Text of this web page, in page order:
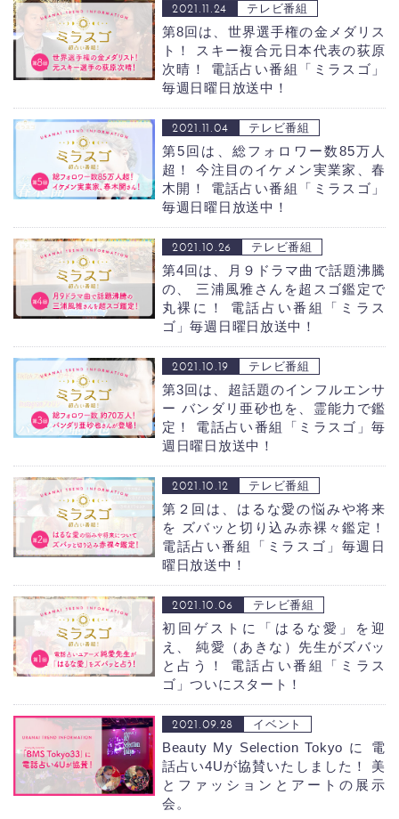
第8回は、世界選手権の金メダリス
ト！ スキー複合元日本代表の荻原
次晴！
電話占い番組「ミラスゴ」
毎週日曜日放送中！
2021.11.24 テレビ番組
第5回は、総フォロワー数85万人
超！ 今注目のイケメン実業家、春
木開！
電話占い番組「ミラスゴ」
毎週日曜日放送中！
2021.11.04 テレビ番組
第4回は、月９ドラマ曲で話題沸騰
の、 三浦風雅さんを超スゴ鑑定で
丸裸に！
電話占い番組「ミラス
ゴ」毎週日曜日放送中！
2021.10.26 テレビ番組
第3回は、超話題のインフルエンサ
ー バンダリ亜砂也を、霊能力で鑑
定！
電話占い番組「ミラスゴ」毎
週日曜日放送中！
2021.10.19 テレビ番組
第２回は、はるな愛の悩みや将来
を ズバッと切り込み赤裸々鑑定！
電話占い番組「ミラスゴ」毎週日
曜日放送中！
2021.10.12 テレビ番組
初回ゲストに「はるな愛」を迎
え、 純愛（あきな）先生がズバッ
と占う！
電話占い番組「ミラス
ゴ」ついにスタート！
2021.10.06 テレビ番組
Beauty My Selection Tokyo に 電
話占い4Uが協賛いたしました！
美
とファッションとアートの展示
会。
2021.09.28 イベント